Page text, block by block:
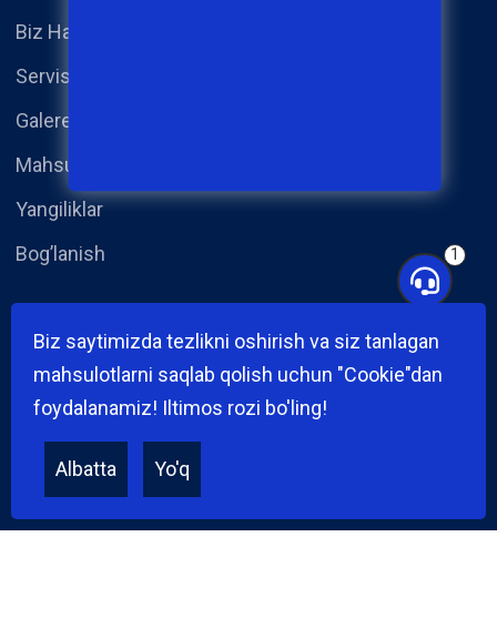
Biz saytimizda tezlikni oshirish va siz tanlagan
mahsulotlarni saqlab qolish uchun "Cookie"dan
foydalanamiz! Iltimos rozi bo'ling!
Albatta Yo'q
Biz Haqimizda
Servislar
Galereya
Mahsulotlar
Yangiliklar
Bog’lanish
Yangiliklar
1